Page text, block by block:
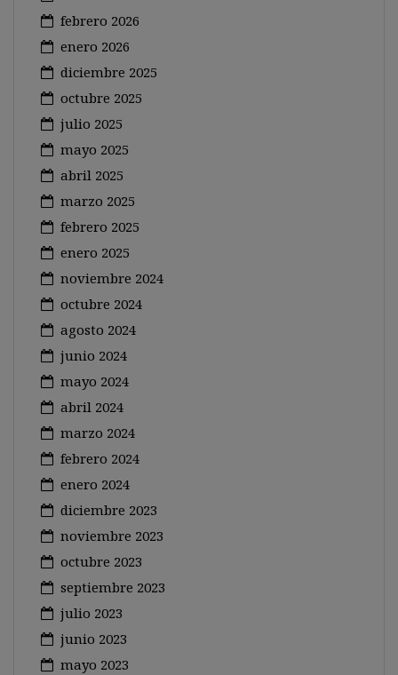
febrero 2026
enero 2026
diciembre 2025
octubre 2025
julio 2025
mayo 2025
abril 2025
marzo 2025
febrero 2025
enero 2025
noviembre 2024
octubre 2024
agosto 2024
junio 2024
mayo 2024
abril 2024
marzo 2024
febrero 2024
enero 2024
diciembre 2023
noviembre 2023
octubre 2023
septiembre 2023
julio 2023
junio 2023
mayo 2023